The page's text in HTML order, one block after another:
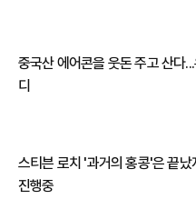
중국산 에어콘을 웃돈 주고 산다
디
스티븐 로치 '과거의 홍콩'은 끝
진행중